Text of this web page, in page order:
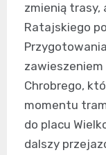
zmienią trasy,
Ratajskiego
Chrobrego,
momentu
do placu
dalszy